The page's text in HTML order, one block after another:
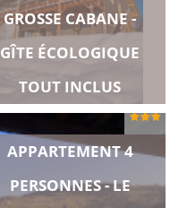
GROSSE CABANE -
GÎTE ÉCOLOGIQUE
TOUT INCLUS
APPARTEMENT 4
PERSONNES - LE